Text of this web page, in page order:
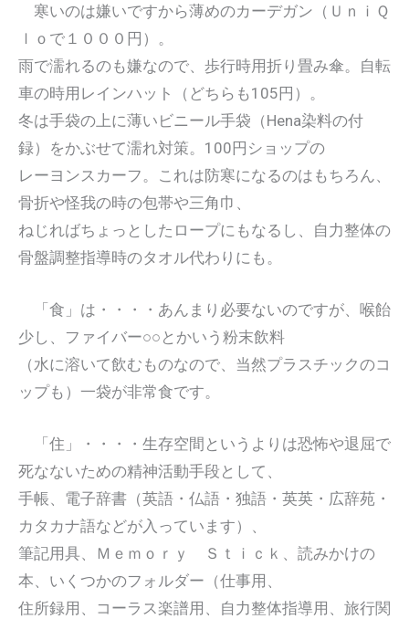
寒いのは嫌いですから薄めのカーデガン（ＵｎｉＱ
ｌｏで１０００円）。
雨で濡れるのも嫌なので、歩行時用折り畳み傘。自転
車の時用レインハット（どちらも105円）。
冬は手袋の上に薄いビニール手袋（Hena染料の付
録）をかぶせて濡れ対策。100円ショップの
レーヨンスカーフ。これは防寒になるのはもちろん、
骨折や怪我の時の包帯や三角巾、
ねじればちょっとしたロープにもなるし、自力整体の
骨盤調整指導時のタオル代わりにも。
「食」は・・・・あんまり必要ないのですが、喉飴
少し、ファイバー○○とかいう粉末飲料
（水に溶いて飲むものなので、当然プラスチックのコ
ップも）一袋が非常食です。
「住」・・・・生存空間というよりは恐怖や退屈で
死なないための精神活動手段として、
手帳、電子辞書（英語・仏語・独語・英英・広辞苑・
カタカナ語などが入っています）、
筆記用具、Ｍｅｍｏｒｙ Ｓｔｉｃｋ、読みかけの
本、いくつかのフォルダー（仕事用、
住所録用、コーラス楽譜用、自力整体指導用、旅行関